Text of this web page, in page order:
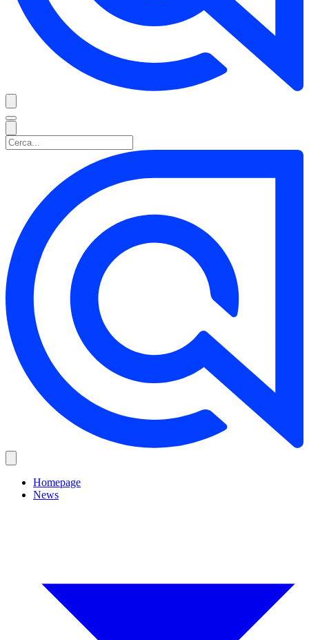
Homepage
News